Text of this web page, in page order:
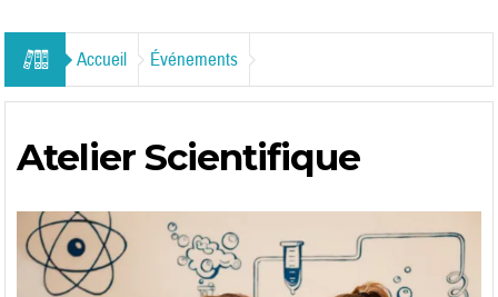
Accueil Événements
Atelier Scientifique